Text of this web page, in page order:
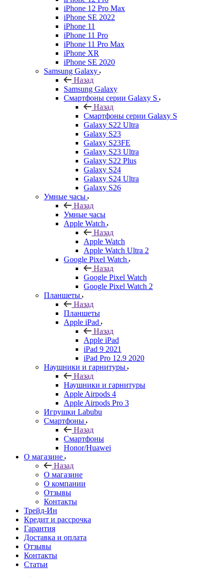
iPhone 12 Pro Max
iPhone SE 2022
iPhone 11
iPhone 11 Pro
iPhone 11 Pro Max
iPhone XR
iPhone SE 2020
Samsung Galaxy
Назад
Samsung Galaxy
Смартфоны серии Galaxy S
Назад
Смартфоны серии Galaxy S
Galaxy S22 Ultra
Galaxy S23
Galaxy S23FE
Galaxy S23 Ultra
Galaxy S22 Plus
Galaxy S24
Galaxy S24 Ultra
Galaxy S26
Умные часы
Назад
Умные часы
Apple Watch
Назад
Apple Watch
Apple Watch Ultra 2
Google Pixel Watch
Назад
Google Pixel Watch
Google Pixel Watch 2
Планшеты
Назад
Планшеты
Apple iPad
Назад
Apple iPad
iPad 9 2021
iPad Pro 12.9 2020
Наушники и гарнитуры
Назад
Наушники и гарнитуры
Apple Airpods 4
Apple Airpods Pro 3
Игрушки Labubu
Смартфоны
Назад
Смартфоны
Honor/Huawei
О магазине
Назад
О магазине
О компании
Отзывы
Контакты
Трейд-Ин
Кредит и рассрочка
Гарантия
Доставка и оплата
Отзывы
Контакты
Статьи